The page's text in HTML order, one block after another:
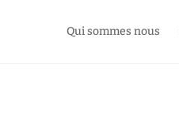
Qui sommes nous